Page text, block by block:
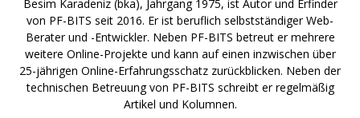
Besim Karadeniz (bka), Jahrgang 1975, ist Autor und Erfinder
von PF-BITS seit 2016. Er ist beruflich selbstständiger Web-
Berater und -Entwickler. Neben PF-BITS betreut er mehrere
weitere Online-Projekte und kann auf einen inzwischen über
25-jährigen Online-Erfahrungsschatz zurückblicken. Neben der
technischen Betreuung von PF-BITS schreibt er regelmäßig
Artikel und Kolumnen.